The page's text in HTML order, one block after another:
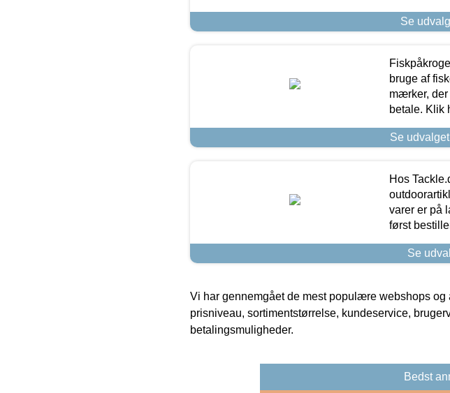
Se
bruge af
mærker, der
betale. Klik
Se
Hos
varer er på
først
Se
Vi har gennemgået de mest populære webshops
prisniveau, sortimentstørrelse, kundeservice,
betalingsmuligheder.
Bedst